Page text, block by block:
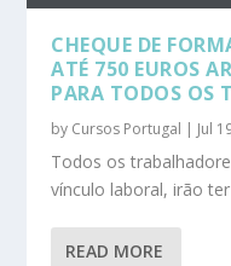
CHEQUE DE
ATÉ 750 EUROS
PARA TODOS OS
by Cursos Portugal | Jul
Todos os
vínculo laboral, irão
READ MORE